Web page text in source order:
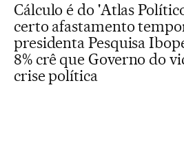
Cálculo é do 'Atlas
certo afastamento
presidenta Pesquisa
8% crê que Governo do
crise política